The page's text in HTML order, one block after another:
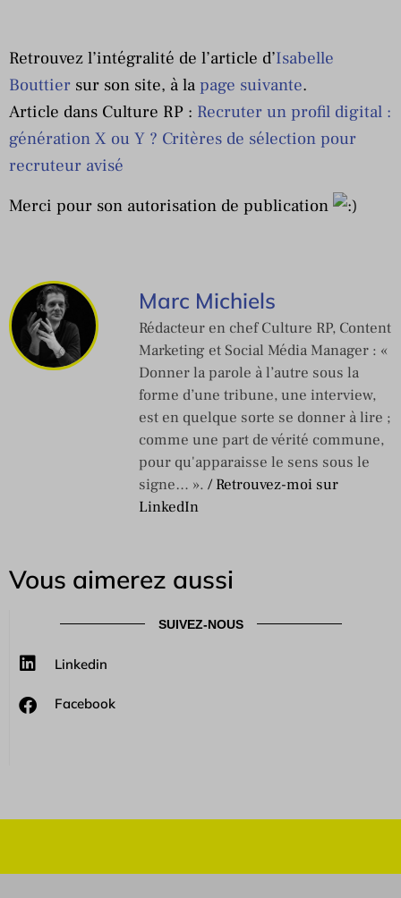
Retrouvez l’intégralité de l’article d’Isabelle
Bouttier sur son site, à la page suivante.
Article dans Culture RP : Recruter un profil digital :
génération X ou Y ? Critères de sélection pour
recruteur avisé
Merci pour son autorisation de publication
Marc Michiels
Rédacteur en chef Culture RP, Content
Marketing et Social Média Manager : «
Donner la parole à l’autre sous la
forme d’une tribune, une interview,
est en quelque sorte se donner à lire ;
comme une part de vérité commune,
pour qu'apparaisse le sens sous le
signe… ». / Retrouvez-moi sur
LinkedIn
Vous aimerez aussi
SUIVEZ-NOUS
Linkedin
Facebook